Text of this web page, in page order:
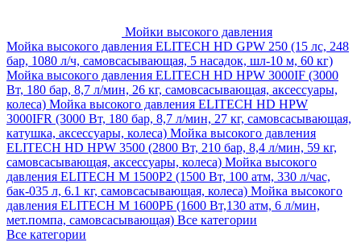
Мойки высокого давления
Мойка высокого давления ELITECH HD GPW 250 (15 лс, 248
бар, 1080 л/ч, самовсасывающая, 5 насадок, шл-10 м, 60 кг)
Мойка высокого давления ELITECH HD HPW 3000IF (3000
Вт, 180 бар, 8,7 л/мин, 26 кг, самовсасывающая, аксессуары,
колеса) Мойка высокого давления ELITECH HD HPW
3000IFR (3000 Вт, 180 бар, 8,7 л/мин, 27 кг, самовсасывающая,
катушка, аксессуары, колеса) Мойка высокого давления
ELITECH HD HPW 3500 (2800 Вт, 210 бар, 8,4 л/мин, 59 кг,
самовсасывающая, аксессуары, колеса) Мойка высокого
давления ELITECH M 1500P2 (1500 Вт, 100 атм, 330 л/час,
бак-035 л, 6.1 кг, самовсасывающая, колеса) Мойка высокого
давления ELITECH М 1600РБ (1600 Вт,130 атм, 6 л/мин,
мет.помпа, самовсасывающая) Все категории
Все категории